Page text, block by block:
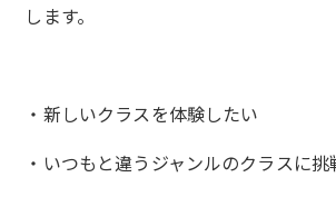
します。
・新しいクラスを体験したい
・いつもと違うジャンルのクラスに